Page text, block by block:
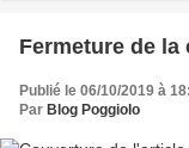
Fermeture de
Publié le 06/10/2019 à
Par Blog Poggiolo